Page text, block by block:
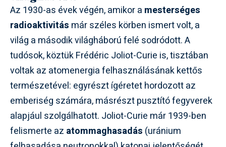
Az 1930-as évek végén, amikor a mesterséges
radioaktivitás már széles körben ismert volt, a
világ a második világháború felé sodródott. A
tudósok, köztük Frédéric Joliot-Curie is, tisztában
voltak az atomenergia felhasználásának kettős
természetével: egyrészt ígéretet hordozott az
emberiség számára, másrészt pusztító fegyverek
alapjául szolgálhatott. Joliot-Curie már 1939-ben
felismerte az atommaghasadás (uránium